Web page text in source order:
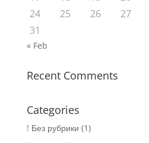
24
25 26 27
31
« Feb
Recent Comments
Categories
! Без рубрики (1)